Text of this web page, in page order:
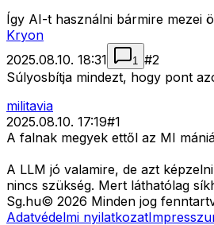
Így AI-t használni bármire mezei
Kryon
2025.08.10. 18:31
1 #2
Súlyosbítja mindezt, hogy pont
militavia
2025.08.10. 17:19#1
A falnak megyek ettől az MI
A LLM jó valamire, de azt
nincs szükség. Mert láthatólag
Sg.hu© 2026 Minden jog
Adatvédelmi nyilatkozat